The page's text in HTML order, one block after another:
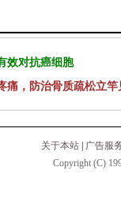
效对抗癌细胞
痛，防治骨质疏松立竿
关于本站
广告服
Copyright (C)